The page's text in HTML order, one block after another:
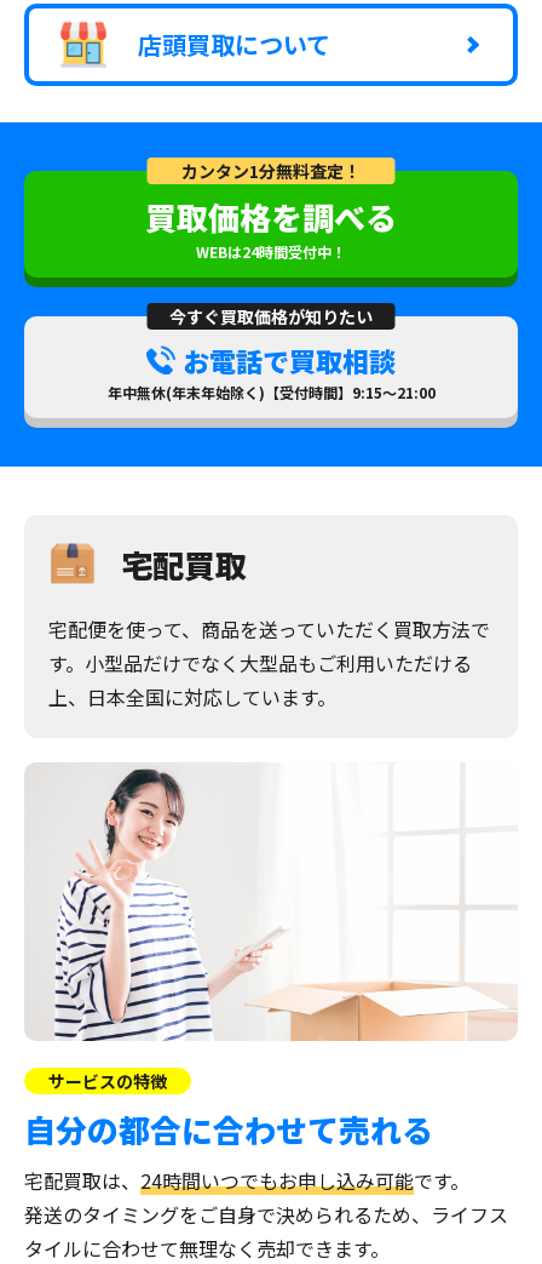
店頭買取について
カンタン1分無料査定！
買取価格を調べる
WEBは24時間受付中！
今すぐ買取価格が知りたい
お電話で買取相談
年中無休(年末年始除く)【受付時間】9:15～21:00
宅配買取
宅配便を使って、商品を送っていただく買取方法で
す。小型品だけでなく大型品もご利用いただける
上、日本全国に対応しています。
サービスの特徴
自分の都合に合わせて売れる
宅配買取は、 24時間いつでもお申し込み可能です。
発送のタイミングをご自身で決められるため、ライフス
タイルに合わせて無理なく売却できます。